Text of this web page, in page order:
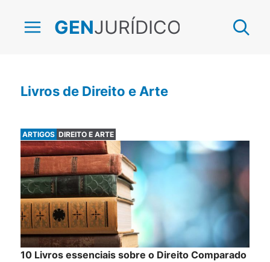
GENJURÍDICO
Livros de Direito e Arte
ARTIGOS DIREITO E ARTE
10 Livros essenciais sobre o Direito Comparado